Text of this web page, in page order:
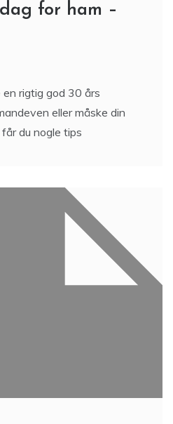
for ham –
rigtig god 30 års
eller måske din
du nogle tips